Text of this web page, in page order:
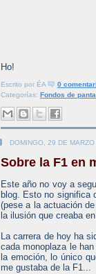
Ho!
Escrito por ÉA
0
Categorías: Fondos de
DOMINGO, 29 DE
Sobre la F1 en
Este año no voy a
blog. Esto no significa
(pese a la actuación
la ilusión que creaba
La carrera de hoy ha
cada monoplaza le
la emoción, lo único
me gustaba de la F1...